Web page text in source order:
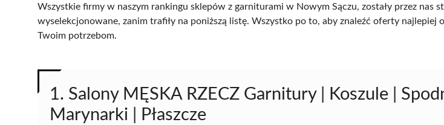
Wszystkie firmy w naszym rankingu sklepów z garniturami w Nowym Sączu, zostały przez nas
wyselekcjonowane, zanim trafiły na poniższą listę. Wszystko po to, aby znaleźć oferty najlepiej
Twoim potrzebom.
1. Salony MĘSKA RZECZ Garnitury | Koszule |
Marynarki | Płaszcze